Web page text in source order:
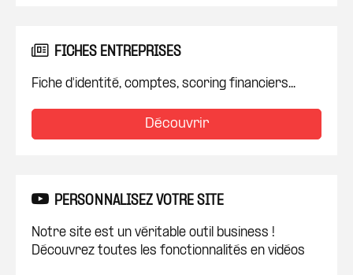
FICHES ENTREPRISES
Fiche d'identité, comptes, scoring financiers...
Découvrir
PERSONNALISEZ VOTRE SITE
Notre site est un véritable outil business !
Découvrez toutes les fonctionnalités en vidéos